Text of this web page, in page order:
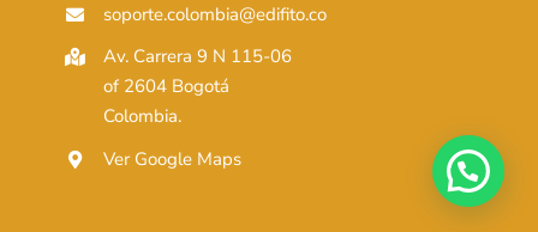
soporte.colombia@edifito.co
Av. Carrera 9 N 115-06
of 2604 Bogotá
Colombia.
Ver Google Maps